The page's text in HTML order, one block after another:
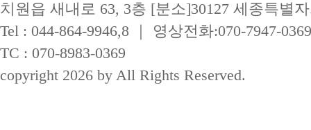
치원읍 새내로 63, 3층 [분소]30127 세종특별
Tel : 044-864-9946,8 ｜ 영상전화:070-7947-
TC : 070-8983-0369
copyright 2026 by All Rights Reserved.